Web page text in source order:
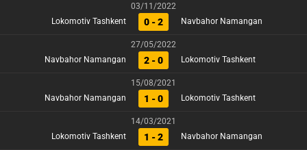
03/11/2022
Lokomotiv Tashkent
0 - 2 Navbahor Namangan
27/05/2022
Navbahor Namangan
2 - 0 Lokomotiv Tashkent
15/08/2021
Navbahor Namangan
1 - 0 Lokomotiv Tashkent
14/03/2021
Lokomotiv Tashkent
1 - 2 Navbahor Namangan